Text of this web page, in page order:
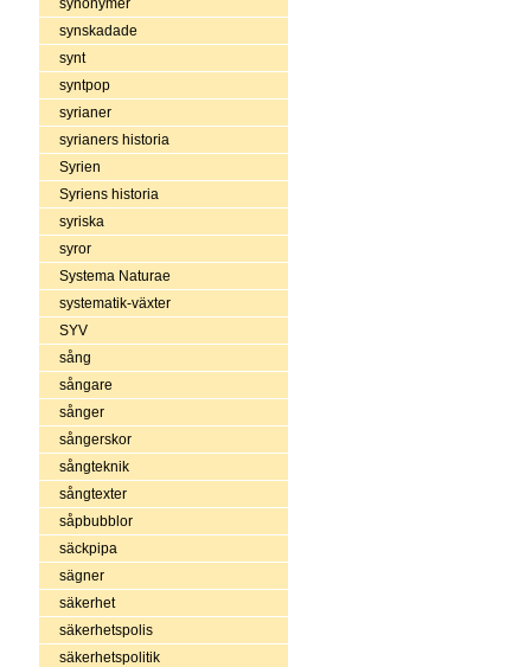
synonymer
synskadade
synt
syntpop
syrianer
syrianers historia
Syrien
Syriens historia
syriska
syror
Systema Naturae
systematik-växter
SYV
sång
sångare
sånger
sångerskor
sångteknik
sångtexter
såpbubblor
säckpipa
sägner
säkerhet
säkerhetspolis
säkerhetspolitik